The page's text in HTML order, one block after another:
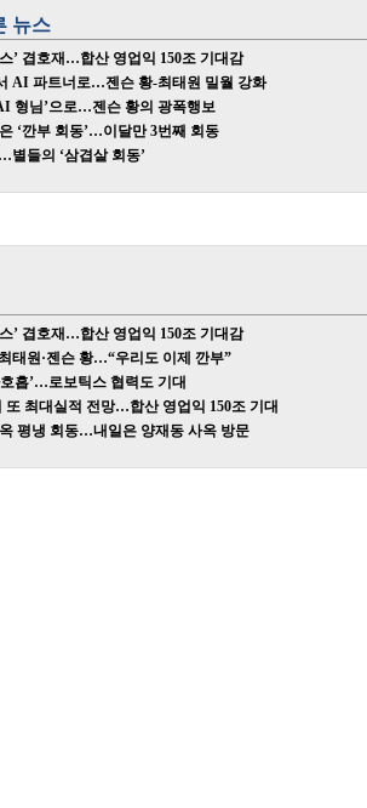
뉴스
’ 겹호재…합산 영업익 150조 기대감
AI 파트너로…젠슨 황-최태원 밀월 강화
형님’으로…젠슨 황의 광폭행보
‘깐부 회동’…이달만 3번째 회동
별들의 ‘삼겹살 회동’
’ 겹호재…합산 영업익 150조 기대감
태원·젠슨 황…“우리도 이제 깐부”
흡’…로보틱스 협력도 기대
또 최대실적 전망…합산 영업익 150조 기대
평냉 회동…내일은 양재동 사옥 방문